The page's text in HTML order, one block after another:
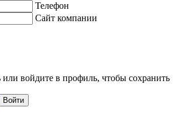
Телефон
Сайт компании
или войдите в профиль, чтобы сохранить
Войти